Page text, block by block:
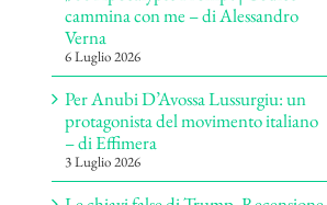
cammina con me – di Alessandro
Verna
6 Luglio 2026
Per Anubi D’Avossa Lussurgiu: un
protagonista del movimento italiano
– di Effimera
3 Luglio 2026